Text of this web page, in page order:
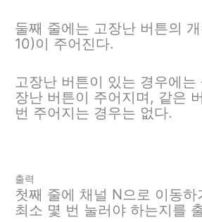
둘째 줄에는 고장난 버튼의
10)이 주어진다.
고장난 버튼이 있는 경우에는
장난 버튼이 주어지며, 같은
번 주어지는 경우는 없다.
출력
첫째 줄에 채널 N으로 이동하
최소 몇 번 눌러야 하는지를